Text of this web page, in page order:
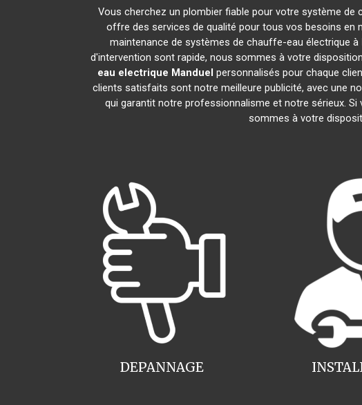
Vous cherchez un plombier fiable pour votre système de
offre des services de qualité pour tous vos besoins en
maintenance de systèmes de chauffe-eau électrique à
d'intervention sont rapide, nous sommes à votre
eau electrique Manduel personnalisés pour chaque
clients satisfaits sont notre meilleure publicité, avec une
qui garantit notre professionnalisme et notre sérieux. Si
sommes à votre
DEPANNAGE